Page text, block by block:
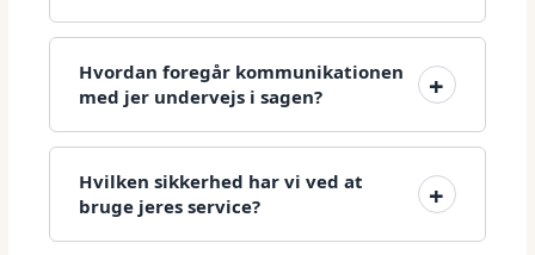
Hvordan foregår kommunikationen
med jer undervejs i sagen?
Hvilken sikkerhed har vi ved at
bruge jeres service?